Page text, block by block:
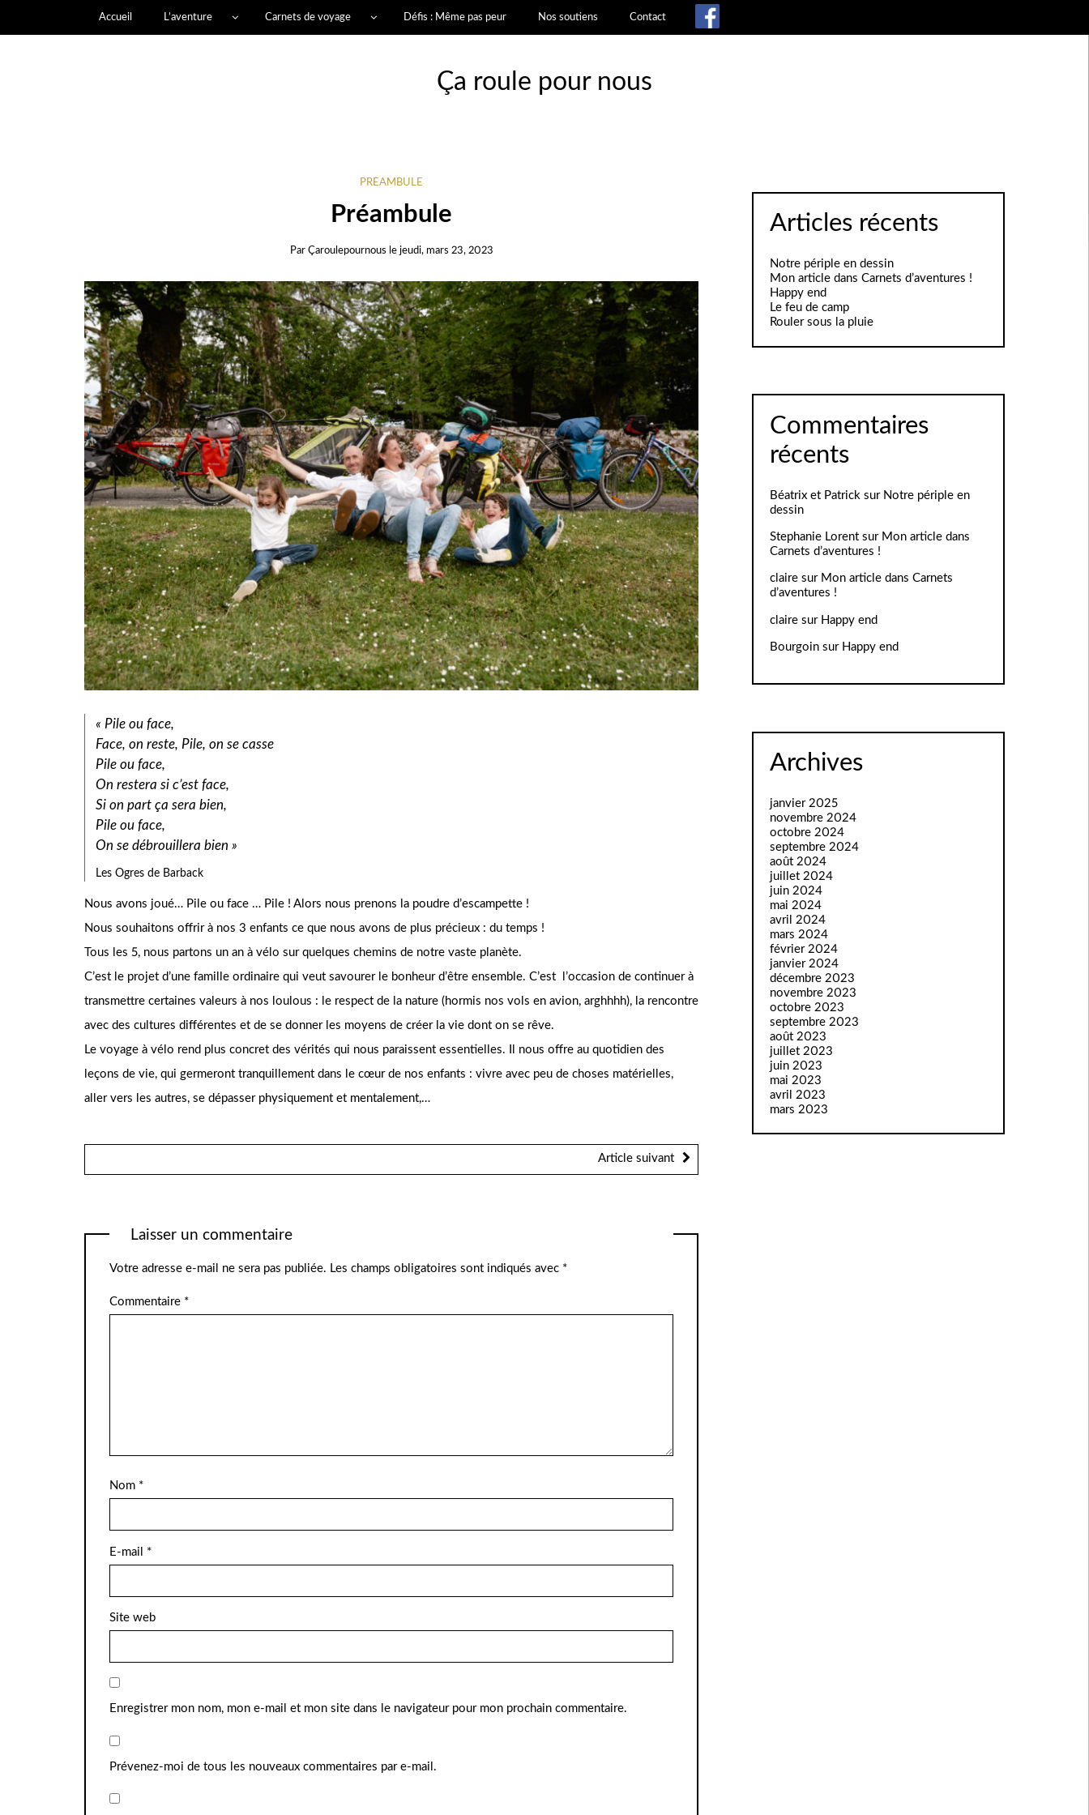
Accueil L’aventure Carnets de voyage Défis : Même pas peur Nos soutiens Contact
Ça roule pour nous
PRÉAMBULE
Préambule
Par Çaroulepournous le jeudi, mars 23, 2023
« Pile ou face,
Face, on reste, Pile, on se casse
Pile ou face,
On restera si c’est face,
Si on part ça sera bien,
Pile ou face,
On se débrouillera bien »
Les Ogres de Barback
Nous avons joué… Pile ou face … Pile ! Alors nous prenons la poudre d’escampette !
Nous souhaitons offrir à nos 3 enfants ce que nous avons de plus précieux : du temps !
Tous les 5, nous partons un an à vélo sur quelques chemins de notre vaste planète.
C’est le projet d’une famille ordinaire qui veut savourer le bonheur d’être ensemble. C’est l’occasion de continuer à
transmettre certaines valeurs à nos loulous : le respect de la nature (hormis nos vols en avion, arghhhh), la rencontre
avec des cultures différentes et de se donner les moyens de créer la vie dont on se rêve.
Le voyage à vélo rend plus concret des vérités qui nous paraissent essentielles. Il nous offre au quotidien des
leçons de vie, qui germeront tranquillement dans le cœur de nos enfants : vivre avec peu de choses matérielles,
aller vers les autres, se dépasser physiquement et mentalement,…
Article suivant
Laisser un commentaire
Votre adresse e-mail ne sera pas publiée. Les champs obligatoires sont indiqués avec *
Commentaire *
Nom *
E-mail *
Site web
Enregistrer mon nom, mon e-mail et mon site dans le navigateur pour mon prochain commentaire.
Prévenez-moi de tous les nouveaux commentaires par e-mail.
Articles récents
Notre périple en dessin
Mon article dans Carnets d’aventures !
Happy end
Le feu de camp
Rouler sous la pluie
Commentaires
récents
Béatrix et Patrick sur Notre périple en
dessin
Stephanie Lorentsur Mon article dans
Carnets d’aventures !
clairesur Mon article dans Carnets
d’aventures !
clairesur Happy end
Bourgoinsur Happy end
Archives
janvier 2025
novembre 2024
octobre 2024
septembre 2024
août 2024
juillet 2024
juin 2024
mai 2024
avril 2024
mars 2024
février 2024
janvier 2024
décembre 2023
novembre 2023
octobre 2023
septembre 2023
août 2023
juillet 2023
juin 2023
mai 2023
avril 2023
mars 2023